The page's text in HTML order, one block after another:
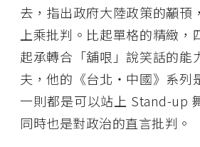
去，指出政府大陸政策的顢頇
上乘批判。比起單格的精緻，
起承轉合「舖哏」說笑話的能
夫，他的《台北・中國》系列
一則都是可以站上 Stand-up
同時也是對政治的直言批判。